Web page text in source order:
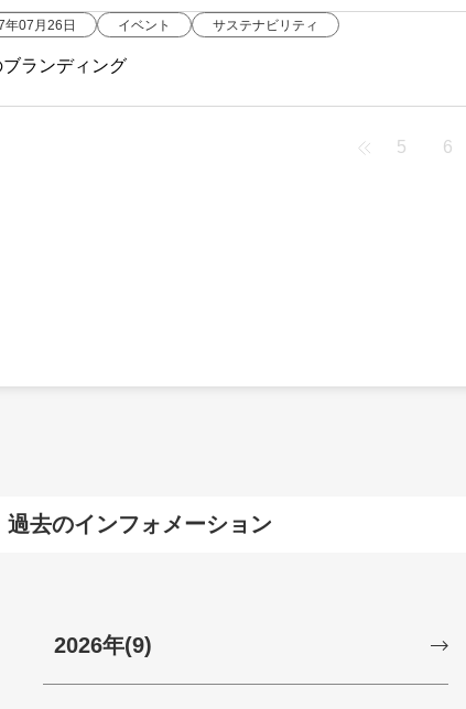
年07月26日 イベント
サステナビリティ
ランディング
5 6
過去のインフォメーション
2026年(9)